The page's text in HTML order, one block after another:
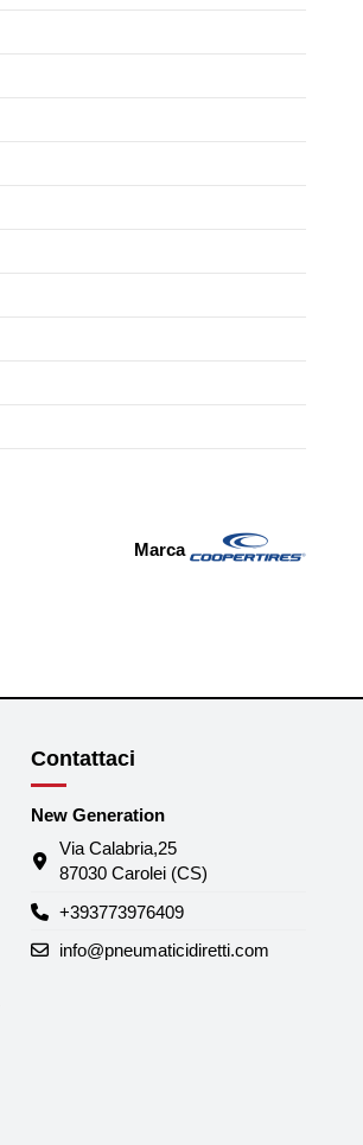
Marca
Contattaci
New Generation
Via Calabria,25
87030 Carolei (CS)
+393773976409
info@pneumaticidiretti.com